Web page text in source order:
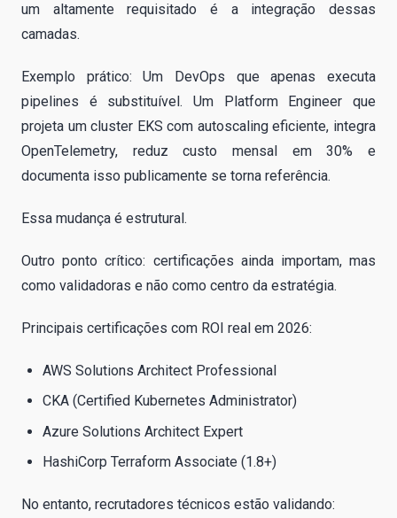
um altamente requisitado é a integração dessas
camadas.
Exemplo prático: Um DevOps que apenas executa
pipelines é substituível. Um Platform Engineer que
projeta um cluster EKS com autoscaling eficiente, integra
OpenTelemetry, reduz custo mensal em 30% e
documenta isso publicamente se torna referência.
Essa mudança é estrutural.
Outro ponto crítico: certificações ainda importam, mas
como validadoras e não como centro da estratégia.
Principais certificações com ROI real em 2026:
AWS Solutions Architect Professional
CKA (Certified Kubernetes Administrator)
Azure Solutions Architect Expert
HashiCorp Terraform Associate (1.8+)
No entanto, recrutadores técnicos estão validando: